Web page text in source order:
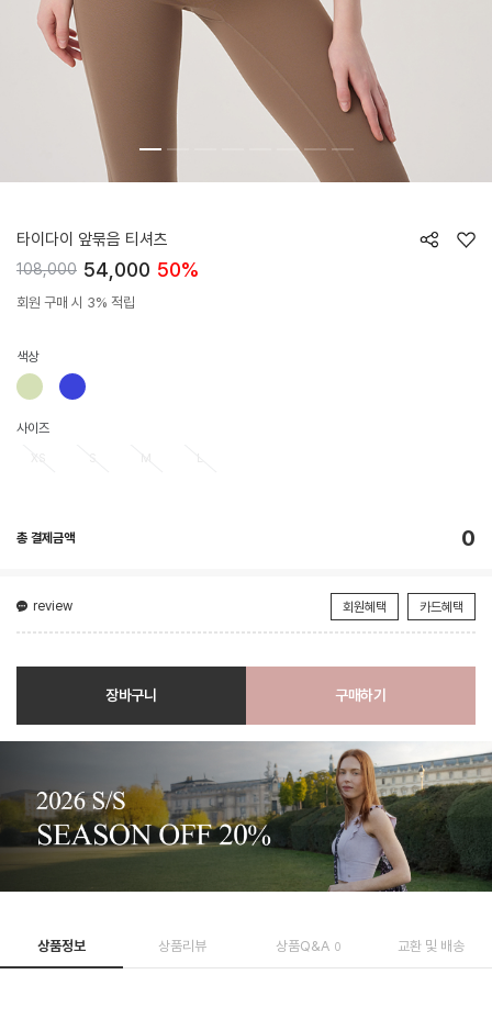
타이다이 앞묶음 티셔츠
108,000 54,000 50%
회원 구매 시 3% 적립
색상
사이즈
총 결제금액 0
review 회원혜택 카드혜택
장바구니 구매하기
상품정보 상품리뷰 상품Q&A 0 교환 및 배송